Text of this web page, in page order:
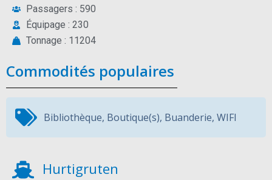
Passagers : 590
Équipage : 230
Tonnage : 11204
Commodités populaires
Bibliothèque, Boutique(s), Buanderie, WIFI
Hurtigruten